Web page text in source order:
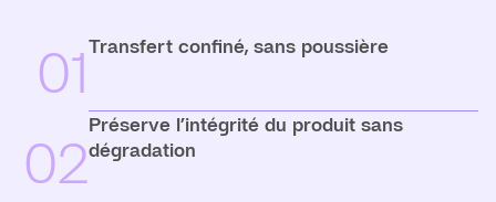
01Transfert confiné, sans poussière
02
Préserve l’intégrité du produit sans
dégradation